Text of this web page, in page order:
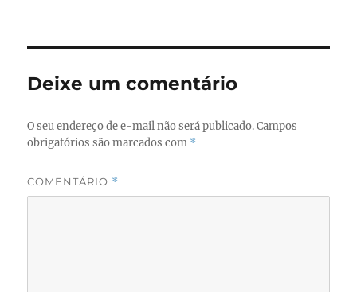
o
o
o
n
Deixe um comentário
O seu endereço de e-mail não será publicado. Campos
obrigatórios são marcados com *
COMENTÁRIO *